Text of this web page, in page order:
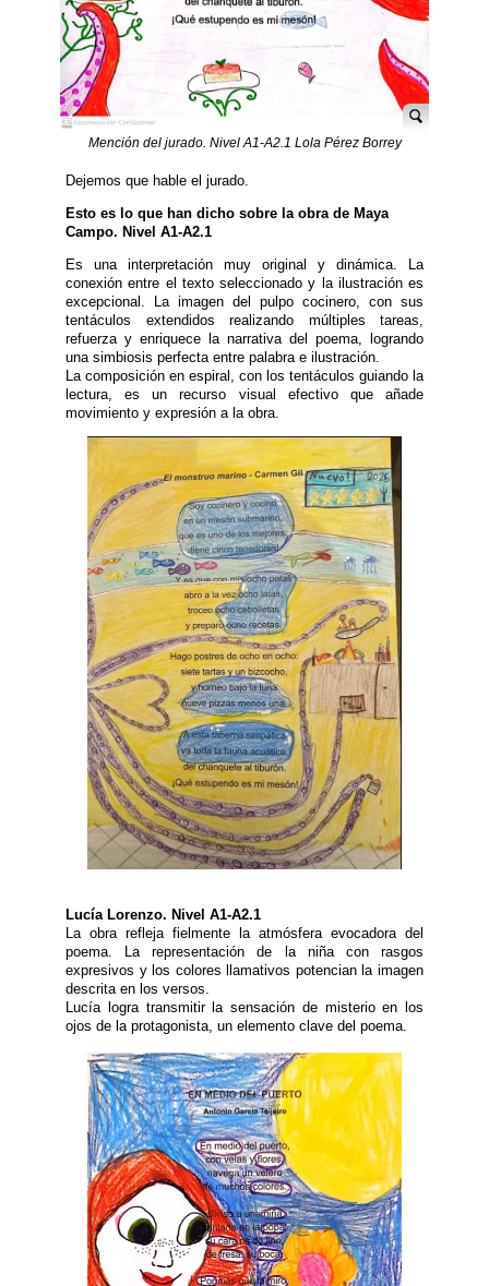
Mención del jurado. Nivel A1-A2.1 Lola Pérez Borrey
Dejemos que hable el jurado.
Esto es lo que han dicho sobre la obra de Maya
Campo. Nivel A1-A2.1
Es una interpretación muy original y dinámica. La
conexión entre el texto seleccionado y la ilustración es
excepcional. La imagen del pulpo cocinero, con sus
tentáculos extendidos realizando múltiples tareas,
refuerza y enriquece la narrativa del poema, logrando
una simbiosis perfecta entre palabra e ilustración.
La composición en espiral, con los tentáculos guiando la
lectura, es un recurso visual efectivo que añade
movimiento y expresión a la obra.
Lucía Lorenzo. Nivel A1-A2.1
La obra refleja fielmente la atmósfera evocadora del
poema. La representación de la niña con rasgos
expresivos y los colores llamativos potencian la imagen
descrita en los versos.
Lucía logra transmitir la sensación de misterio en los
ojos de la protagonista, un elemento clave del poema.